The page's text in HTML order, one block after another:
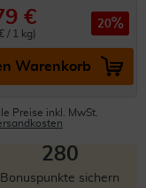
€
/ 1 kg)
20
Warenkorb
Preise inkl. MwSt.
280
Bonuspunkte sichern